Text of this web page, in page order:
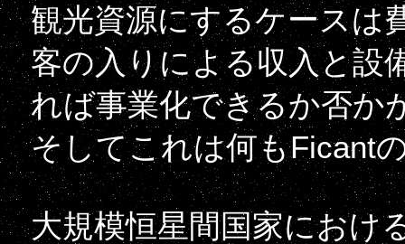
観光資源にするケースは
客の入りによる収入と設
れば事業化できるか否か
そしてこれは何もFicant
大規模恒星間国家におけ